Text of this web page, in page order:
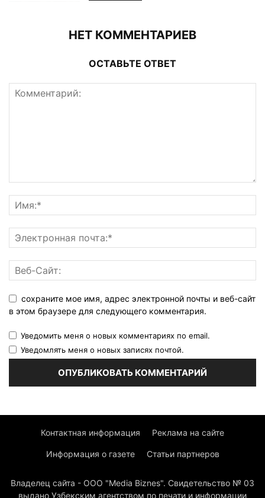
НЕТ КОММЕНТАРИЕВ
ОСТАВЬТЕ ОТВЕТ
сохраните мое имя, адрес электронной почты и веб-сайт
в этом браузере для следующего комментария.
Уведомить меня о новых комментариях по email.
Уведомлять меня о новых записях почтой.
Контактная информация Реклама на сайте
Информация о газете Статьи партнеров
Владелец сайта - ООО "Media Biznes". Свидетельство № 03
выдано Узбекским агентством по печати и информации